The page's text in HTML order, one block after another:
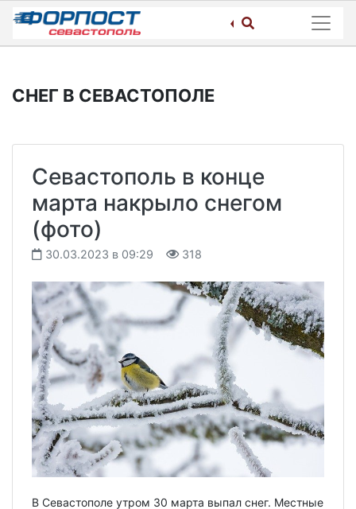
Skip
content
СНЕГ В СЕВАСТОПОЛЕ
Севастополь в конце
марта накрыло снегом
(фото)
30.03.2023 в 09:29 318
В Севастополе утром 30 марта выпал снег. Местные